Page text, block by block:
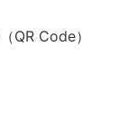
QR Code）